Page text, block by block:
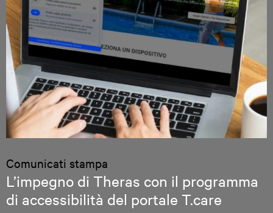
Comunicati stampa
L’impegno di Theras con il programma
di accessibilità del portale T.care